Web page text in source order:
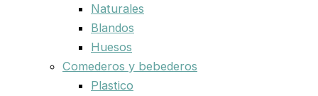
Naturales
Blandos
Huesos
Comederos y bebederos
Plastico